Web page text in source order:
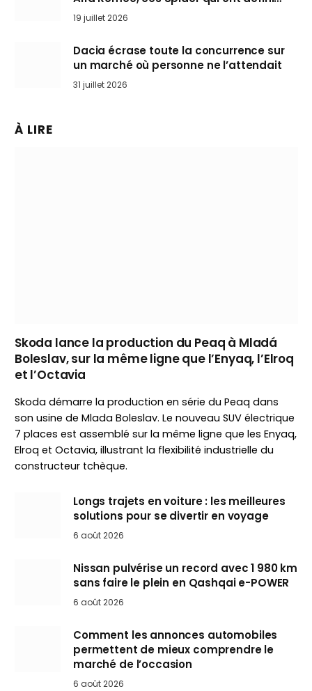
l’art de rouler cheveux au vent
19 juillet 2026
Dacia écrase toute la concurrence sur
un marché où personne ne l’attendait
31 juillet 2026
À LIRE
Skoda lance la production du Peaq à Mladá
Boleslav, sur la même ligne que l’Enyaq, l’Elroq
et l’Octavia
Skoda démarre la production en série du Peaq dans
son usine de Mlada Boleslav. Le nouveau SUV électrique
7 places est assemblé sur la même ligne que les Enyaq,
Elroq et Octavia, illustrant la flexibilité industrielle du
constructeur tchèque.
Longs trajets en voiture : les meilleures
solutions pour se divertir en voyage
6 août 2026
Nissan pulvérise un record avec 1 980 km
sans faire le plein en Qashqai e-POWER
6 août 2026
Comment les annonces automobiles
permettent de mieux comprendre le
marché de l’occasion
6 août 2026